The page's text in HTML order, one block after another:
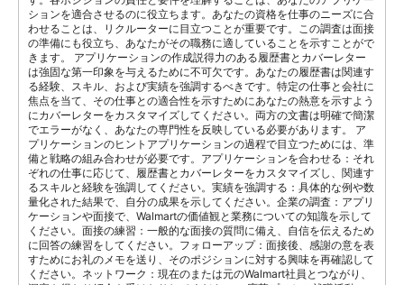
ションを適合させるのに役立ちます。あなたの資格を仕事のニーズに合
わせることは、リクルーターに目立つことが重要です。この調査は面接
の準備にも役立ち、あなたがその職務に適していることを示すことがで
きます。 アプリケーションの作成説得力のある履歴書とカバーレター
は強固な第一印象を与えるために不可欠です。あなたの履歴書は関連す
る経験、スキル、および実績を強調するべきです。特定の仕事と会社に
焦点を当て、その仕事との適合性を示すためにあなたの熱意を示すよう
にカバーレターをカスタマイズしてください。両方の文書は明確で簡潔
でエラーがなく、あなたの専門性を反映している必要があります。 ア
プリケーションのヒントアプリケーションの過程で目立つためには、準
備と戦略の組み合わせが必要です。アプリケーションを合わせる：それ
ぞれの仕事に応じて、履歴書とカバーレターをカスタマイズし、関連す
るスキルと経験を強調してください。実績を強調する：具体的な例や数
量化された結果で、自分の成果を示してください。企業の調査：アプリ
ケーションや面接で、Walmartの価値観と業務についての知識を示して
ください。面接の練習：一般的な面接の質問に備え、自信を伝えるため
に回答の練習をしてください。フォローアップ：面接後、感謝の意を表
すためにお礼のメモを送り、そのポジションに対する興味を再確認して
ください。ネットワーク：現在のまたは元のWalmart社員とつながり、